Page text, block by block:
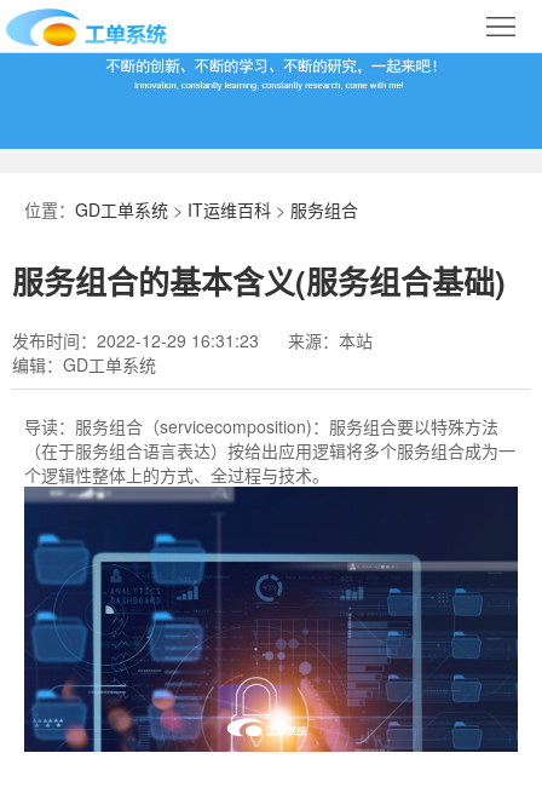
首
百
科
下
载
于
我
行
业
位置： GD工单系统 > IT运维百科 > 服务组合
服务组合的基本含义(服务组合基础)
发布时间：2022-12-29 16:31:23
来源：本站
编辑：GD工单系统
导读： 服务组合（servicecomposition)：服务组合要以特殊方法
（在于服务组合语言表达）按给出应用逻辑将多个服务组合成为一
个逻辑性整体上的方式、全过程与技术。